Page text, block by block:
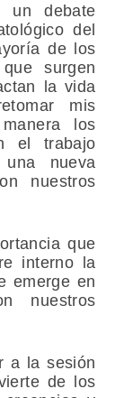
un debate
del
de los
surgen
la vida
mis
los
el trabajo
una nueva
nuestros
que
interno la
emerge en
nuestros
a la sesión
de los